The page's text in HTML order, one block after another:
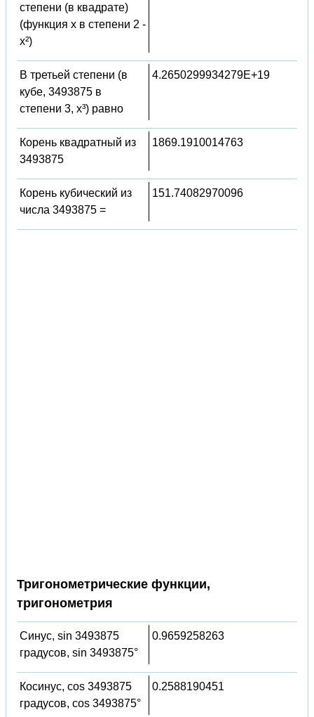
степени (в квадрате)
(функция x в степени 2 -
x²)
В третьей степени (в
кубе, 3493875 в
степени 3, x³) равно
4.2650299934279E+19
Корень квадратный из
3493875
1869.1910014763
Корень кубический из
числа 3493875 =
151.74082970096
Тригонометрические функции,
тригонометрия
Синус, sin 3493875
градусов, sin 3493875°
0.9659258263
Косинус, cos 3493875
градусов, cos 3493875°
0.2588190451